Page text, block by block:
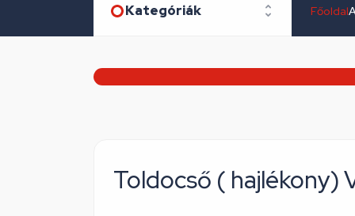
Kategóriák Főoldal
Toldocső ( hajlékony)